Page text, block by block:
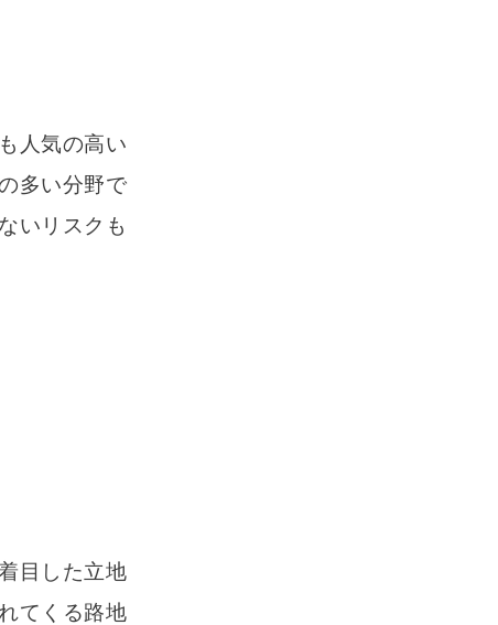
人気の高い
多い分野で
いリスクも
目した立地
てくる路地